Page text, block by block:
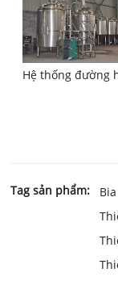
Hệ thống đường
Tag sản phẩm: